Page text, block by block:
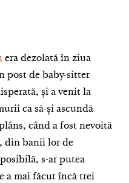
era dezolată în ziua
post de baby-sitter
și a venit la
ca să-și ascundă
când a fost nevoită
din banii lor de
s-ar putea
a mai făcut încă trei